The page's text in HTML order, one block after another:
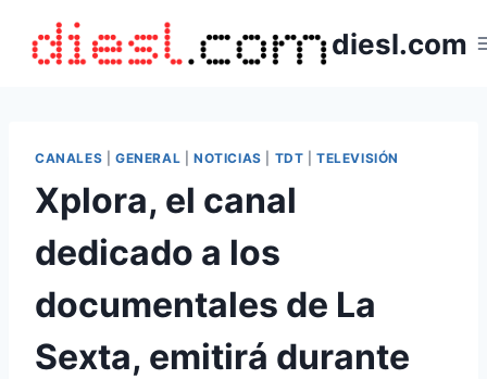
contenido
diesl.com
CANALES GENERAL NOTICIAS TDT |TELEVISIÓN
Xplora, el canal
dedicado a los
documentales de La
Sexta, emitirá durante